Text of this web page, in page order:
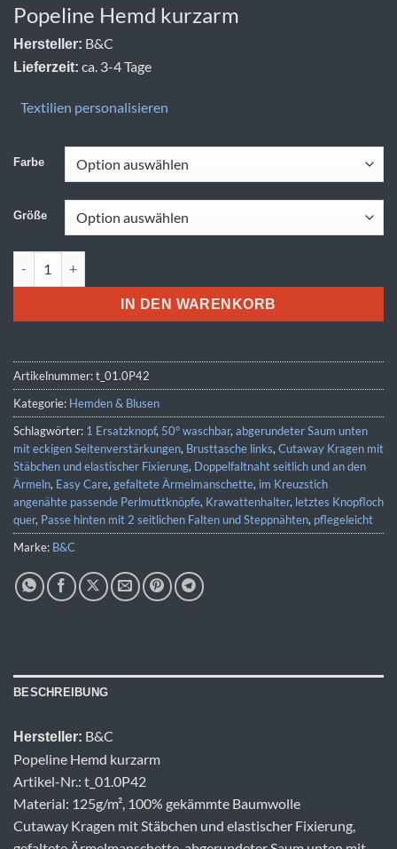
Popeline Hemd kurzarm
Hersteller: B&C
Lieferzeit: ca. 3-4 Tage
Textilien personalisieren
Farbe
Größe
IN DEN WARENKORB
Artikelnummer:t_01.0P42
Kategorie: Hemden & Blusen
Schlagwörter: 1 Ersatzknopf, 50° waschbar, abgerundeter Saum unten
mit eckigen Seitenverstärkungen, Brusttasche links, Cutaway Kragen mit
Stäbchen und elastischer Fixierung, Doppelfaltnaht seitlich und an den
Ärmeln, Easy Care, gefaltete Ärmelmanschette, im Kreuzstich
angenähte passende Perlmuttknöpfe, Krawattenhalter, letztes Knopfloch
quer, Passe hinten mit 2 seitlichen Falten und Steppnähten, pflegeleicht
Marke: B&C
BESCHREIBUNG
Hersteller: B&C
Popeline Hemd kurzarm
Artikel-Nr.: t_01.0P42
Material: 125g/m², 100% gekämmte Baumwolle
Cutaway Kragen mit Stäbchen und elastischer Fixierung,